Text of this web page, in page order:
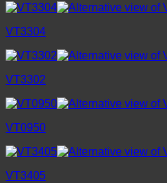
VT3304
VT3302
VT0950
VT3405